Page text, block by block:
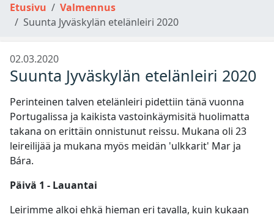
Etusivu
Valmennus
Suunta Jyväskylän etelänleiri 2020
02.03.2020
Suunta Jyväskylän etelänleiri 2020
Perinteinen talven etelänleiri pidettiin tänä vuonna
Portugalissa ja kaikista vastoinkäymisitä huolimatta
takana on erittäin onnistunut reissu. Mukana oli 23
leireilijää ja mukana myös meidän 'ulkkarit' Mar ja
Bára.
Päivä 1 - Lauantai
Leirimme alkoi ehkä hieman eri tavalla, kuin kukaan